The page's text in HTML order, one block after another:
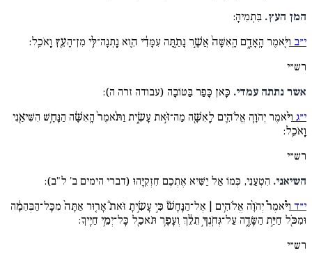
המן העץ. בִּתְמִיהָ:
י״ב וַיֹּ֖אמֶר הָֽאָדָ֑ם הָֽאִשָּׁה֙ אֲשֶׁ֣ר נָתַ֣תָּה עִמָּדִ֔י הִ֛וא נָֽתְנָה־לִּ֥י מִן־הָעֵ֖ץ וָֽאֹכֵֽל:
רש״י
אשר נתתה עמדי. כָּאן כָּפַר בַּטּוֹבָה (עבודה זרה ה):
י״ג וַיֹּ֨אמֶר יְהֹוָ֧ה אֱלֹהִ֛ים לָֽאִשָּׁ֖ה מַה־זֹּ֣את עָשִׂ֑ית וַתֹּ֨אמֶר֙ הָֽאִשָּׁ֔ה הַנָּחָ֥שׁ הִשִּׁיאַ֖נִי
וָֽאֹכֵֽל:
רש״י
השיאני. הִטְעַנִי, כְּמוֹ אַל יַשִּׁיא אֶתְכֶם חִזְקִיָּהוּ (דברי הימים ב' ל"ב):
י״ד וַיֹּ֩אמֶר֩ יְהֹוָ֨ה אֱלֹהִ֥ים | אֶל־הַנָּחָשׁ֘ כִּ֣י עָשִׂ֣יתָ זֹּאת֒ אָר֤וּר אַתָּה֙ מִכָּל־הַבְּהֵמָ֔ה
וּמִכֹּ֖ל חַיַּ֣ת הַשָּׂדֶ֑ה עַל־גְּחֹֽנְךָ֣ תֵלֵ֔ךְ וְעָפָ֥ר תֹּאכַ֖ל כָּל־יְמֵ֥י חַיֶּֽיךָ:
רש״י